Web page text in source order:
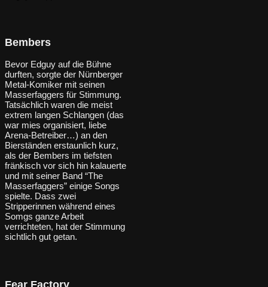
Bembers
Bevor Edguy auf die Bühne
durften, sorgte der Nürnberger
Metal-Komiker mit seinen
Masserfaggers für Stimmung.
Tatsächlich waren die meist
extrem langen Schlangen (das
war mies organisiert, liebe
Arena-Betreiber…) an den
Bierständen erstaunlich kurz,
als der Bembers im tiefsten
fränkisch vor sich hin kalauerte
und mit seiner Band “The
Masserfaggers” einige Songs
spielte. Dass zwei
Stripperinnen während eines
Somgs ganze Arbeit
verrichteten, hat der Stimmung
sichtlich gut getan.